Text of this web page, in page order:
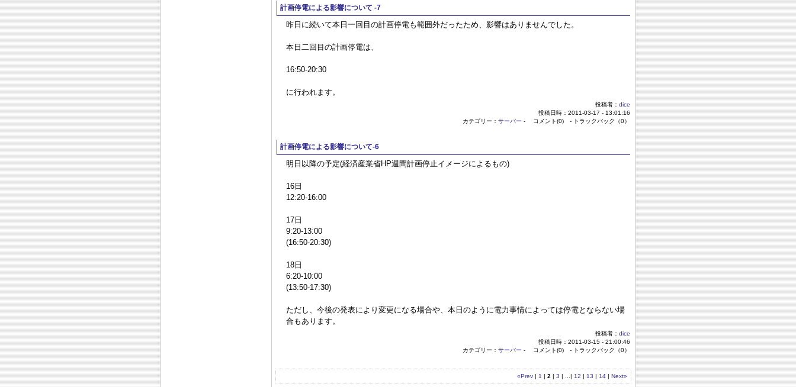
計画停電による影響について -7
昨日に続いて本日一回目の計画停電も範囲外だったため、影響はありませんでした。
本日二回目の計画停電は、
16:50-20:30
に行われます。
投稿者： dice
投稿日時：2011-03-17 - 13:01:16
カテゴリー： サーバー - コメント(0) - トラックバック（0）
計画停電による影響について-6
明日以降の予定(経済産業省HP週間計画停止イメージによるもの)
16日
12:20-16:00
17日
9:20-13:00
(16:50-20:30)
18日
6:20-10:00
(13:50-17:30)
ただし、今後の発表により変更になる場合や、本日のように電力事情によっては停電とならない場
合もあります。
投稿者： dice
投稿日時：2011-03-15 - 21:00:46
カテゴリー： サーバー - コメント(0) - トラックバック（0）
«Prev | 1 | 2 | 3 | ...| 12 | 13 | 14 | Next»